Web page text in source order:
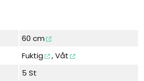
60 cm
Fuktig ,Våt
5 St